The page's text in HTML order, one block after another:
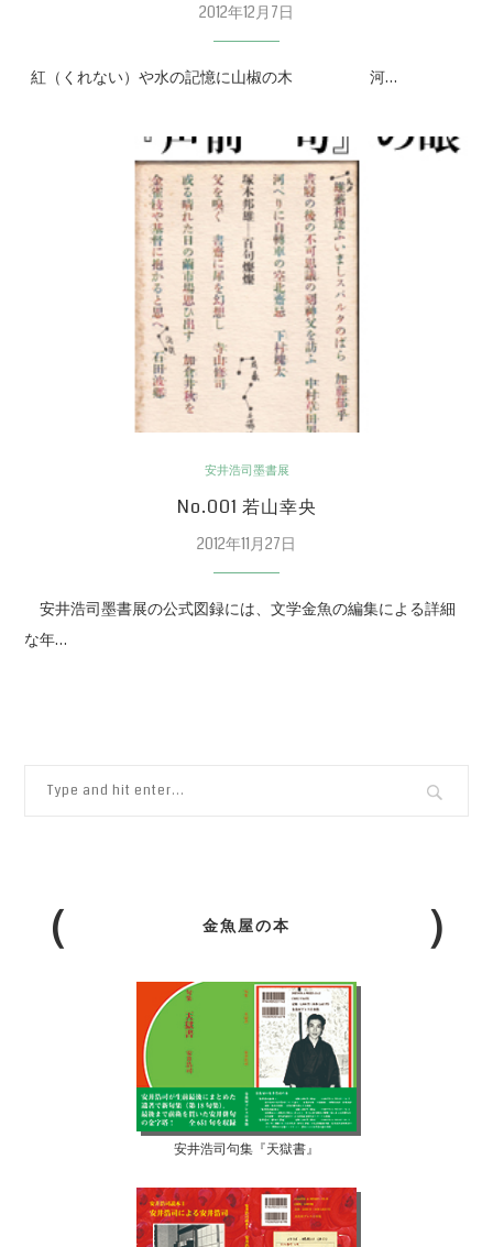
2012年12月7日
紅（くれない）や水の記憶に山椒の木 河…
安井浩司墨書展
No.001 若山幸央
2012年11月27日
安井浩司墨書展の公式図録には、文学金魚の編集による詳細
な年…
金魚屋の本
安井浩司句集『天獄書』